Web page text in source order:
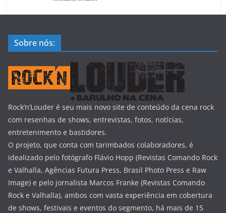
Sobre nós:
Rock’n’Louder é seu mais novo site de conteúdo da cena rock
com resenhas de shows, entrevistas, fotos, notícias,
entretenimento e bastidores.
O projeto, que conta com tarimbados colaboradores, é
idealizado pelo fotógrafo Flávio Hopp (Revistas Comando Rock
e Valhalla, Agências Futura Press, Brasil Photo Press e Raw
Image) e pelo jornalista Marcos Franke (Revistas Comando
Rock e Valhalla), ambos com vasta experiência em cobertura
de shows, festivais e eventos do segmento, há mais de 15